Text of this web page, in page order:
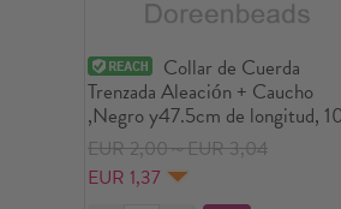
Collar de Cuerda
Trenzada Aleación + Caucho
,Negro y47.5cm de longitud,
Unidades
EUR 2,00～EUR 3,04
EUR 1,37